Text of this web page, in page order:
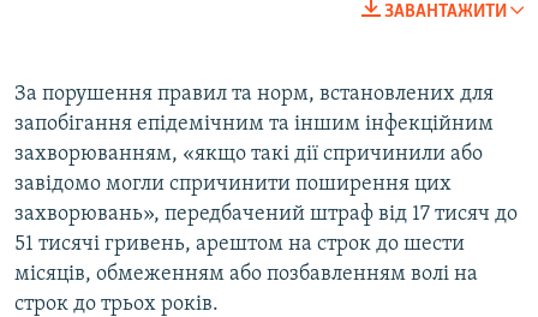
1080p
1080p
ЗАВАНТАЖИТИ
За порушення правил та норм, встановлених для
запобігання епідемічним та іншим інфекційним
захворюванням, «якщо такі дії спричинили або
завідомо могли спричинити поширення цих
захворювань», передбачений штраф від 17 тисяч до
51 тисячі гривень, арештом на строк до шести
місяців, обмеженням або позбавленням волі на
строк до трьох років.